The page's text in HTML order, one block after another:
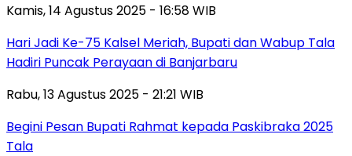
Kamis, 14 Agustus 2025 - 16:58 WIB
Hari Jadi Ke-75 Kalsel Meriah, Bupati dan Wabup Tala
Hadiri Puncak Perayaan di Banjarbaru
Rabu, 13 Agustus 2025 - 21:21 WIB
Begini Pesan Bupati Rahmat kepada Paskibraka 2025
Tala